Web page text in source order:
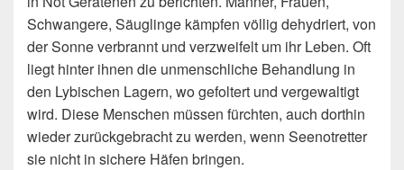
Schwangere, Säuglinge kämpfen völlig dehydriert, von
der Sonne verbrannt und verzweifelt um ihr Leben. Oft
liegt hinter ihnen die unmenschliche Behandlung in
den Lybischen Lagern, wo gefoltert und vergewaltigt
wird. Diese Menschen müssen fürchten, auch dorthin
wieder zurückgebracht zu werden, wenn Seenotretter
sie nicht in sichere Häfen bringen.